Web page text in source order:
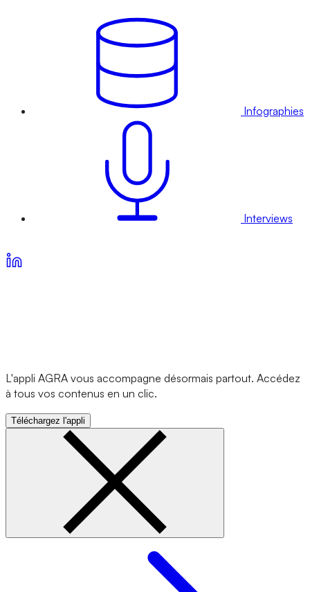
Infographies
Interviews
L'appli AGRA vous accompagne désormais partout. Accédez
à tous vos contenus en un clic.
Téléchargez l'appli